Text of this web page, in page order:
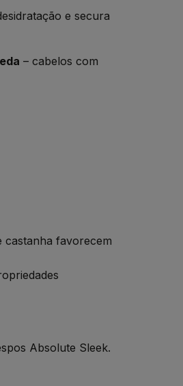
e secura
– cabelos com
castanha favorecem
Absolute Sleek.